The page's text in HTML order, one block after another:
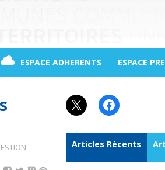
ESPACE ADHERENTS ESPACE
X Facebook
Articles Récents